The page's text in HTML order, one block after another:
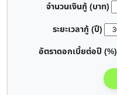
จำนวนเงินกู้ (บาท)
ระยะเวลากู้ (ปี)
อัตราดอกเบี้ยต่อปี (%)